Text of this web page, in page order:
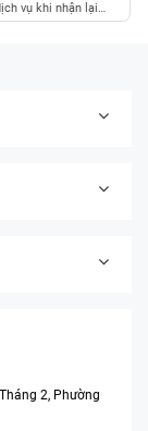
vụ khi nhận lại
2, Phường